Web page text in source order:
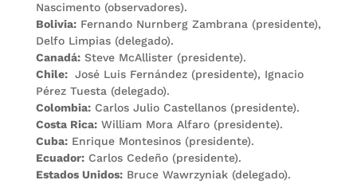
Nascimento (observadores).
Bolivia:Fernando Nurnberg Zambrana (presidente),
Delfo Limpias (delegado).
Canadá:Steve McAllister (presidente).
Chile: José Luis Fernández (presidente), Ignacio
Pérez Tuesta (delegado).
Colombia:Carlos Julio Castellanos (presidente).
Costa Rica:William Mora Alfaro (presidente).
Cuba:Enrique Montesinos (presidente).
Ecuador:Carlos Cedeño (presidente).
Estados Unidos:Bruce Wawrzyniak (delegado).